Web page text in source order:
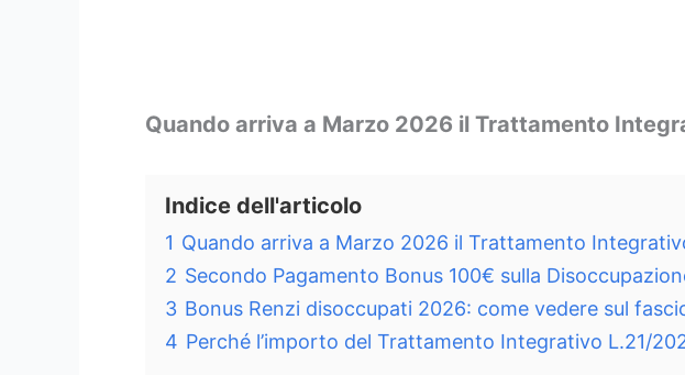
Quando arriva a Marzo 2026 il Trattamento
Indice dell'articolo
1 Quando arriva a Marzo 2026 il Trattamento
2 Secondo Pagamento Bonus 100€ sulla
3 Bonus Renzi disoccupati 2026: come vedere sul
4 Perché l’importo del Trattamento Integrativo L.21/